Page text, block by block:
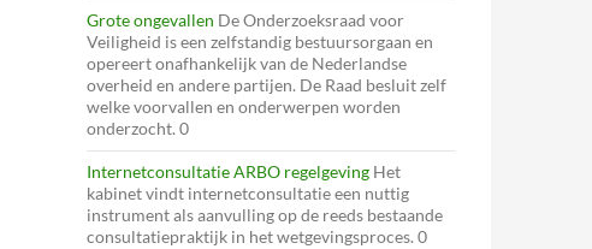
Grote ongevallen De Onderzoeksraad voor
Veiligheid is een zelfstandig bestuursorgaan en
opereert onafhankelijk van de Nederlandse
overheid en andere partijen. De Raad besluit zelf
welke voorvallen en onderwerpen worden
onderzocht. 0
Internetconsultatie ARBO regelgeving Het
kabinet vindt internetconsultatie een nuttig
instrument als aanvulling op de reeds bestaande
consultatiepraktijk in het wetgevingsproces. 0